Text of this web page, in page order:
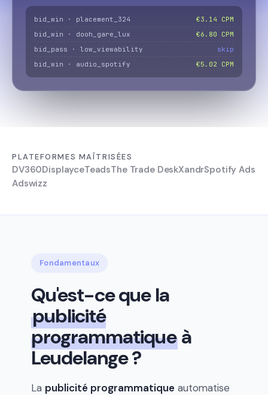
bid_win · placement_324
€3.14 CPM
bid_win · dooh_gare_lux
€6.80 CPM
bid_pass · low_viewability
skip
bid_win · audio_spotify
€5.02 CPM
PLATEFORMES MAÎTRISÉES
DV360DisplayceTeadsThe Trade DeskXandrSpotify Ads
Adswizz
Fondamentaux
Qu'est-ce que la
publicité
programmatiqueà
Leudelange ?
La publicité programmatique automatise